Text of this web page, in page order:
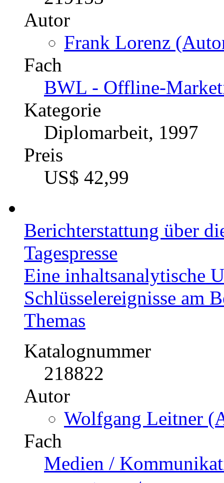
Beeinflussung der
Qualitätsdimension
Katalognummer
219153
Autor
Frank Lorenz
Fach
BWL - Offline-
Diplomarbeit, 1997
Preis
US$ 42,99
Berichterstattung über
Tagespresse
Eine inhaltsanalytische
Schlüsselereignisse
Themas
Katalognummer